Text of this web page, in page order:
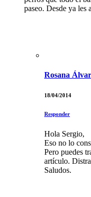
paseo. Desde ya les
Rosana
18/04/2014
Responder
Hola Sergio,
Eso no lo
Pero puedes
artículo.
Saludos.